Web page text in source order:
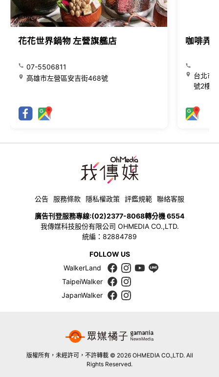
花花世界鍋物 左營旗艦店
07-5506811
高雄市左營區安吉街468號
咖啡弄
台北市
號2樓
公告 服務條款 隱私權政策 評鑑規範 聯絡客服
廣告刊登服務專線:(02)2377-8068轉分機 6554
我傳媒科技股份有限公司 OHMEDIA CO.,LTD.
統編：82884789
FOLLOW US
WalkerLand
TaipeiWalker
JapanWalker
版權所有，未經許可，不許轉載 © 2026 OHMEDIA CO.,LTD. All
Rights Reserved.